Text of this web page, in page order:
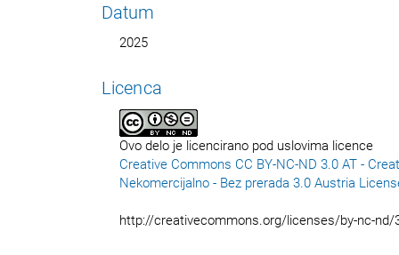
Datum
2025
Licenca
Ovo delo je licencirano pod uslovima licence
Creative Commons CC BY-NC-ND 3.0 AT -
Nekomercijalno - Bez prerada 3.0 Austria
http://creativecommons.org/licenses/by-nc-